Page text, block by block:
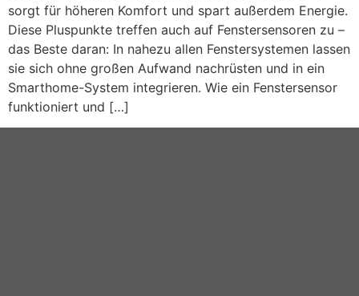
sorgt für höheren Komfort und spart außerdem Energie.
Diese Pluspunkte treffen auch auf Fenstersensoren zu –
das Beste daran: In nahezu allen Fenstersystemen lassen
sie sich ohne großen Aufwand nachrüsten und in ein
Smarthome-System integrieren. Wie ein Fenstersensor
funktioniert und […]